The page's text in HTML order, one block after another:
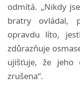
odmítá. „Nikdy
bratry ovládal,
opravdu líto,
zdůrazňuje
ujišťuje, že jeho
zrušena“.